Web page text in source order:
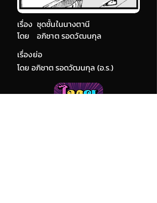
เรื่อง ชุดชั้นในนางตานี
อภิชาต รอดวัฒนกุล
โดย
เรื่องย่อ
โดย อภิชาต รอดวัฒนกุล (อ.ร.)